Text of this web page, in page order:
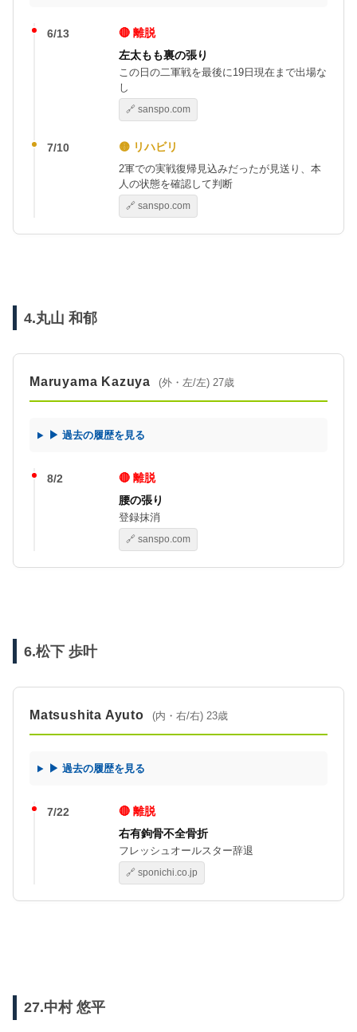
6/13
🔴 離脱
左太もも裏の張り
この日の二軍戦を最後に19日現在まで出場な
し
🔗 sanspo.com
7/10 🟡 リハビリ
2軍での実戦復帰見込みだったが見送り、本
人の状態を確認して判断
🔗 sanspo.com
4.丸山 和郁
Maruyama Kazuya (外・左/左) 27歳
▶ 過去の履歴を見る
8/2
🔴 離脱
腰の張り
登録抹消
🔗 sanspo.com
6.松下 歩叶
Matsushita Ayuto (内・右/右) 23歳
▶ 過去の履歴を見る
7/22
🔴 離脱
右有鉤骨不全骨折
フレッシュオールスター辞退
🔗 sponichi.co.jp
27.中村 悠平